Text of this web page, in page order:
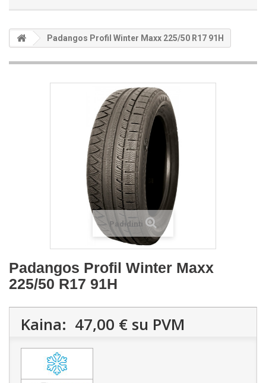
Padangos Profil Winter Maxx 225/50 R17 91H
Padidinti
Padangos Profil Winter Maxx
225/50 R17 91H
Kaina: 47,00 € su PVM